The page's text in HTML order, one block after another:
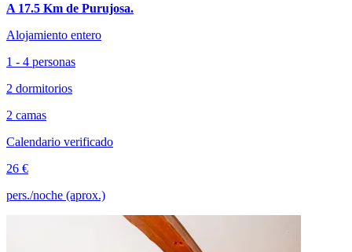
A 17.5 Km de Purujosa.
Alojamiento entero
1 - 4 personas
2 dormitorios
2 camas
Calendario verificado
26 €
pers./noche (aprox.)